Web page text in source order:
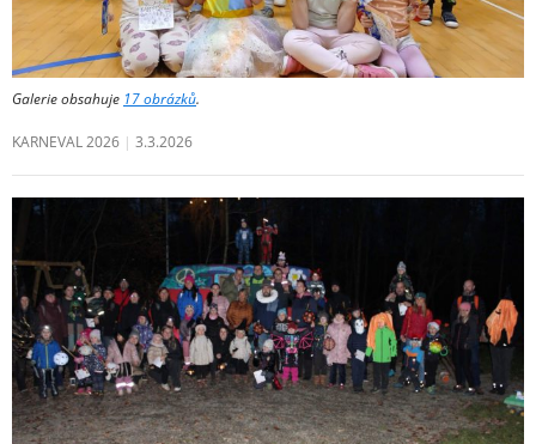
Galerie obsahuje 17 obrázků.
KARNEVAL 2026 3.3.2026